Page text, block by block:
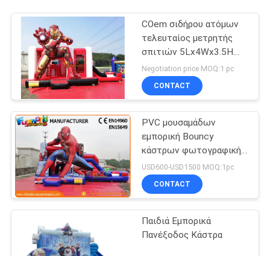
COem σιδήρου ατόμων
τελευταίος μετρητής
σπιτιών 5Lx4Wx3.5H
αναπήδησης Combo
διογκώσιμος
Negotiation price MOQ:1 pc
CONTACT
PVC μουσαμάδων
εμπορική Bouncy
κάστρων φωτογραφική
διαφάνεια
ψευτοπαλλικαράδων
σπάιντερμαν διογκώσιμη
USD600-USD1500 MOQ:1pc
CONTACT
Παιδιά Εμπορικά
Πανέξοδος Κάστρα